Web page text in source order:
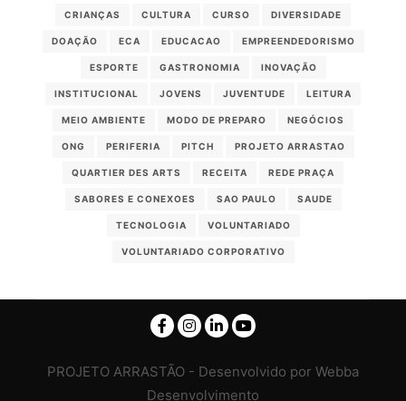
CRIANÇAS CULTURA CURSO DIVERSIDADE
DOAÇÃO ECA EDUCACAO EMPREENDEDORISMO
ESPORTE GASTRONOMIA INOVAÇÃO
INSTITUCIONAL JOVENS JUVENTUDE LEITURA
MEIO AMBIENTE MODO DE PREPARO NEGÓCIOS
ONG PERIFERIA PITCH PROJETO ARRASTAO
QUARTIER DES ARTS RECEITA REDE PRAÇA
SABORES E CONEXOES SAO PAULO SAUDE
TECNOLOGIA VOLUNTARIADO
VOLUNTARIADO CORPORATIVO
PROJETO ARRASTÃO - Desenvolvido por Webba
Desenvolvimento